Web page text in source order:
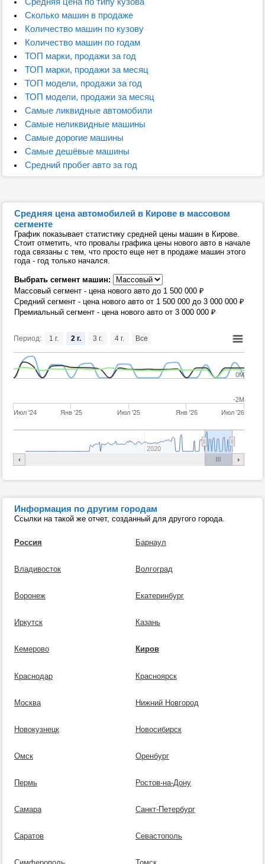
Сколько машин в продаже
Количество машин по кузову
Количество машин по годам
ТОП марки, продажи за год
ТОП марки, продажи за месяц
ТОП модели, продажи за год
ТОП модели, продажи за месяц
Самые ликвидные автомобили
Самые неликвидные машины
Самые дорогие машины
Самые дешёвые машины
Средний пробег авто за год
Средняя цена автомобилей в Кирове в массовом
сегменте
График показывает статистику средней цены машин в Кирове.
Стоит отметить, что провалы графика цены нового авто в начале
года связаны с тем, что просто еще нет в продаже машин этого
года - год только начался.
Выбрать сегмент машин:
Массовый сегмент - цена нового авто до 1 500 000 ₽
Средний сегмент - цена нового авто от 1 500 000 до 3 000 000 ₽
Премиальный сегмент - цена нового авто от 3 000 000 ₽
Период:
Июл '24 Янв '25 Июл '25 Янв '26 Июл '26
2020
0M
-2M
1 г. 2 г. 3 г. 4 г. Все
Информация по другим городам
Ссылки на такой же отчет, созданный для другого города.
Россия Барнаул
Владивосток Волгоград
Воронеж Екатеринбург
Иркутск Казань
Кемерово Киров
Краснодар Красноярск
Москва Нижний Новгород
Новокузнецк Новосибирск
Омск Оренбург
Пермь Ростов-на-Дону
Самара Санкт-Петербург
Саратов Севастополь